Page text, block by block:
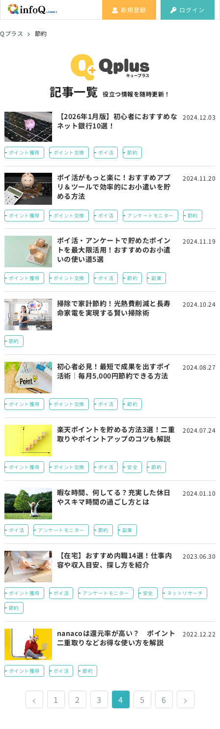
新規登録 ログイン
Qプラス > 節約
記事一覧 役立つ情報を随時更新！
【2026年1月版】初心者におすすめな
ネット銀行10選！
2024.12.03
ポイント獲得 ポイント交換 ポイ活 節約
ポイ活がもっと楽に！おすすめアプ
リ＆ツールで効率的にお小遣いを貯
める方法
2024.11.20
ポイント獲得 ポイント交換 ポイ活 アンケートモニター 節約
ポイ活・アンケートで貯めたポイン
トを最大限活用！おすすめのお小遣
いの使い道5選
2024.11.19
ポイント獲得 ポイント交換 ポイ活 節約 副業
掃除で家計節約！光熱費削減と長寿
命家電を実現する賢い掃除術
2024.10.24
節約
初心者必見！最短で成果を出すポイ
活術｜毎月5,000円節約できる方法
2024.08.27
ポイント獲得 ポイント交換 ポイ活 節約
楽天ポイントを貯める方法3選！二重
取りやポイントアップのコツも解説
2024.07.24
ポイント獲得 ポイント交換 ポイ活 安全 節約
暇な時間、何してる？充実した休日
やスキマ時間の過ごし方とは
2024.01.10
ポイ活 アンケートモニター 節約 副業
【在宅】おすすめ内職14選！仕事内
容や収入目安、探し方を紹介
2023.06.30
ポイント獲得 ポイ活 アンケートモニター 安全
ネットリサーチ
節約
nanacoは還元率が高い？ ポイント
二重取りなどお得な使い方を解説
2022.12.22
ポイント獲得 ポイ活 節約
< 1 2 3 4 5 6 >